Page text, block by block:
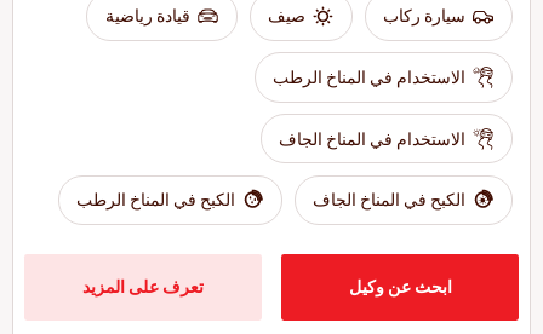
سيارة ركاب صيف قيادة رياضية
الاستخدام في المناخ الرطب
الاستخدام في المناخ الجاف
الكبح في المناخ الجاف الكبح في المناخ الرطب
ابحث عن وكيل تعرف على المزيد